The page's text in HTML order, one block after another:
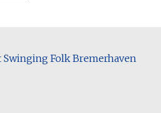
Folk Bremerhaven